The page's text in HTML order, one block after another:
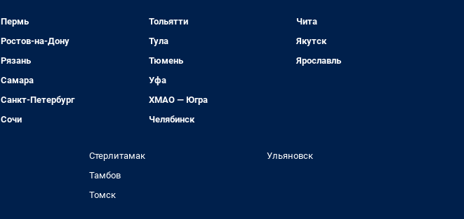
Пермь
Ростов-на-Дону
Рязань
Самара
Санкт-Петербург
Сочи
Тольятти
Тула
Тюмень
Уфа
ХМАО — Югра
Челябинск
Чита
Якутск
Ярославль
Стерлитамак
Тамбов
Томск
Ульяновск